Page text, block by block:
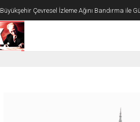
Büyükşehir Çevresel İzleme Ağını Bandırma ile